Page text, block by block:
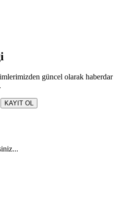
güncel olarak haberdar
KAYIT OL